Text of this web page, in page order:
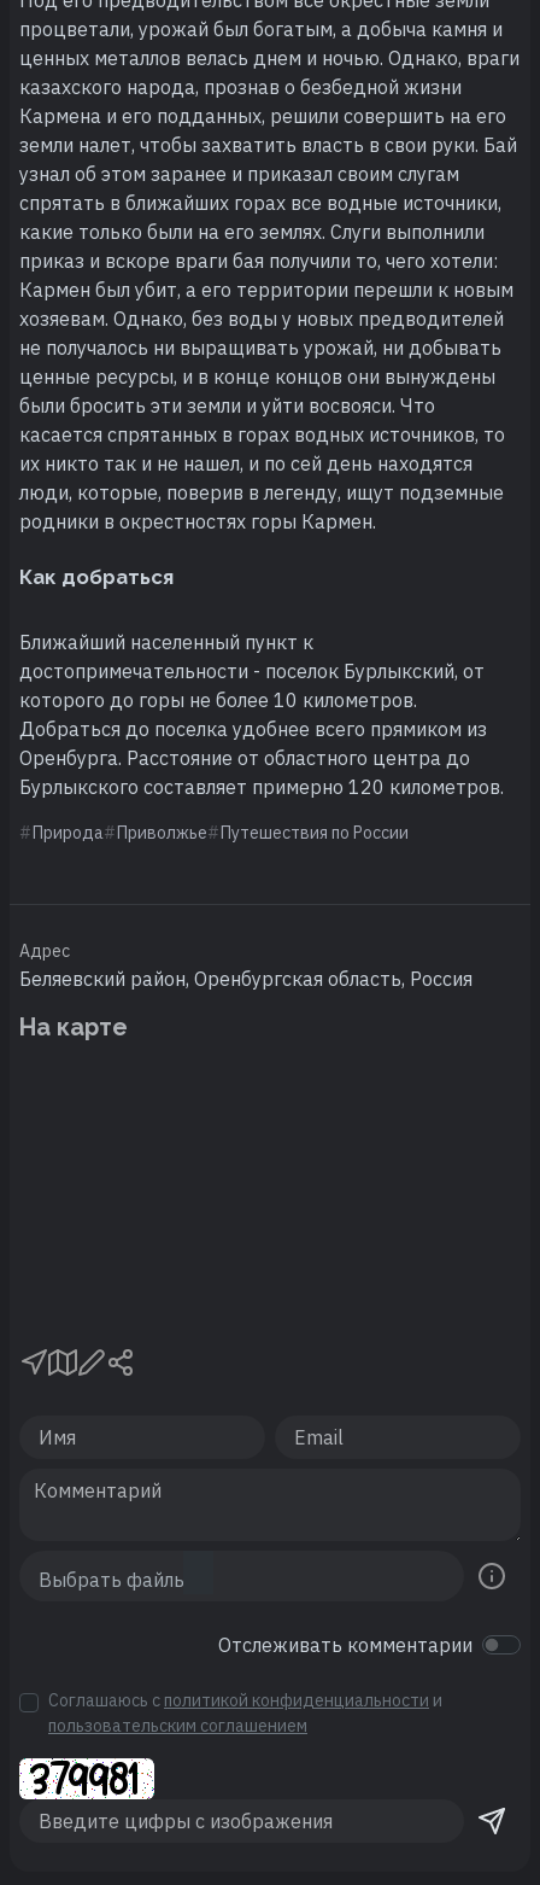
процветали, урожай был богатым, а добыча камня и
ценных металлов велась днем и ночью. Однако, враги
казахского народа, прознав о безбедной жизни
Кармена и его подданных, решили совершить на его
земли налет, чтобы захватить власть в свои руки. Бай
узнал об этом заранее и приказал своим слугам
спрятать в ближайших горах все водные источники,
какие только были на его землях. Слуги выполнили
приказ и вскоре враги бая получили то, чего хотели:
Кармен был убит, а его территории перешли к новым
хозяевам. Однако, без воды у новых предводителей
не получалось ни выращивать урожай, ни добывать
ценные ресурсы, и в конце концов они вынуждены
были бросить эти земли и уйти восвояси. Что
касается спрятанных в горах водных источников, то
их никто так и не нашел, и по сей день находятся
люди, которые, поверив в легенду, ищут подземные
родники в окрестностях горы Кармен.
Как добраться
Ближайший населенный пункт к
достопримечательности - поселок Бурлыкский, от
которого до горы не более 10 километров.
Добраться до поселка удобнее всего прямиком из
Оренбурга. Расстояние от областного центра до
Бурлыкского составляет примерно 120 километров.
Природа Приволжье Путешествия по России
Адрес
Беляевский район, Оренбургская область, Россия
На карте
Отслеживать комментарии
Соглашаюсь с политикой конфиденциальности и
пользовательским соглашением